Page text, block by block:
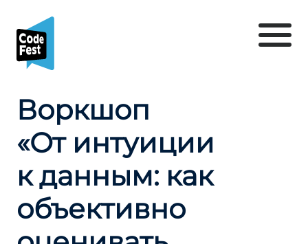
Воркшоп
«От интуиции
к данным: как
объективно